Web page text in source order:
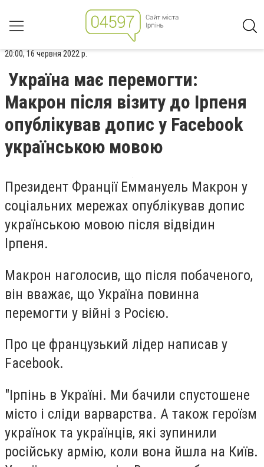
20:00, 16 червня 2022 р.
Україна має перемогти:
Макрон після візиту до Ірпеня
опублікував допис у Facebook
українською мовою
Президент Франції Еммануель Макрон у
соціальних мережах опублікував допис
українською мовою після відвідин
Ірпеня.
Макрон наголосив, що після побаченого,
він вважає, що Україна повинна
перемогти у війні з Росією.
Про це французький лідер написав у
Facebook.
"Ірпінь в Україні. Ми бачили спустошене
місто і сліди варварства. А також героїзм
українок та українців, які зупинили
російську армію, коли вона йшла на Київ.